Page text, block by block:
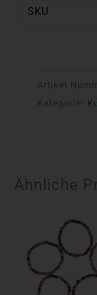
SKU
Artikel
Kategorie:
Ähnliche